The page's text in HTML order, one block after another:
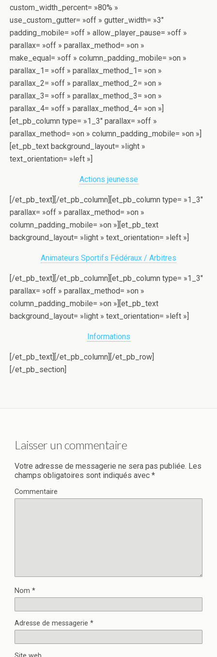
custom_width_percent= »80% »
use_custom_gutter= »off » gutter_width= »3″
padding_mobile= »off » allow_player_pause= »off »
parallax= »off » parallax_method= »on »
make_equal= »off » column_padding_mobile= »on »
parallax_1= »off » parallax_method_1= »on »
parallax_2= »off » parallax_method_2= »on »
parallax_3= »off » parallax_method_3= »on »
parallax_4= »off » parallax_method_4= »on »]
[et_pb_column type= »1_3″ parallax= »off »
parallax_method= »on » column_padding_mobile= »on »]
[et_pb_text background_layout= »light »
text_orientation= »left »]
Actions jeunesse
[/et_pb_text][/et_pb_column][et_pb_column type= »1_3″
parallax= »off » parallax_method= »on »
column_padding_mobile= »on »][et_pb_text
background_layout= »light » text_orientation= »left »]
Animateurs Sportifs Fédéraux / Arbitres
[/et_pb_text][/et_pb_column][et_pb_column type= »1_3″
parallax= »off » parallax_method= »on »
column_padding_mobile= »on »][et_pb_text
background_layout= »light » text_orientation= »left »]
Informations
[/et_pb_text][/et_pb_column][/et_pb_row]
[/et_pb_section]
Laisser un commentaire
Votre adresse de messagerie ne sera pas publiée. Les
champs obligatoires sont indiqués avec *
Commentaire
Nom *
Adresse de messagerie *